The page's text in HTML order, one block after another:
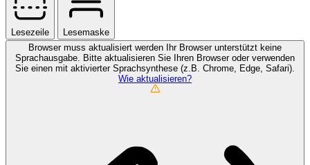
Lesezeile
Lesemaske
Browser muss aktualisiert werden
Ihr Browser unterstützt keine
Sprachausgabe. Bitte aktualisieren Sie Ihren Browser oder verwenden
Sie einen mit aktivierter Sprachsynthese (z.B. Chrome, Edge, Safari).
Wie aktualisieren?